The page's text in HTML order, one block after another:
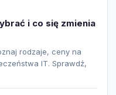
i co się zmienia
rodzaje, ceny na
IT. Sprawdź,